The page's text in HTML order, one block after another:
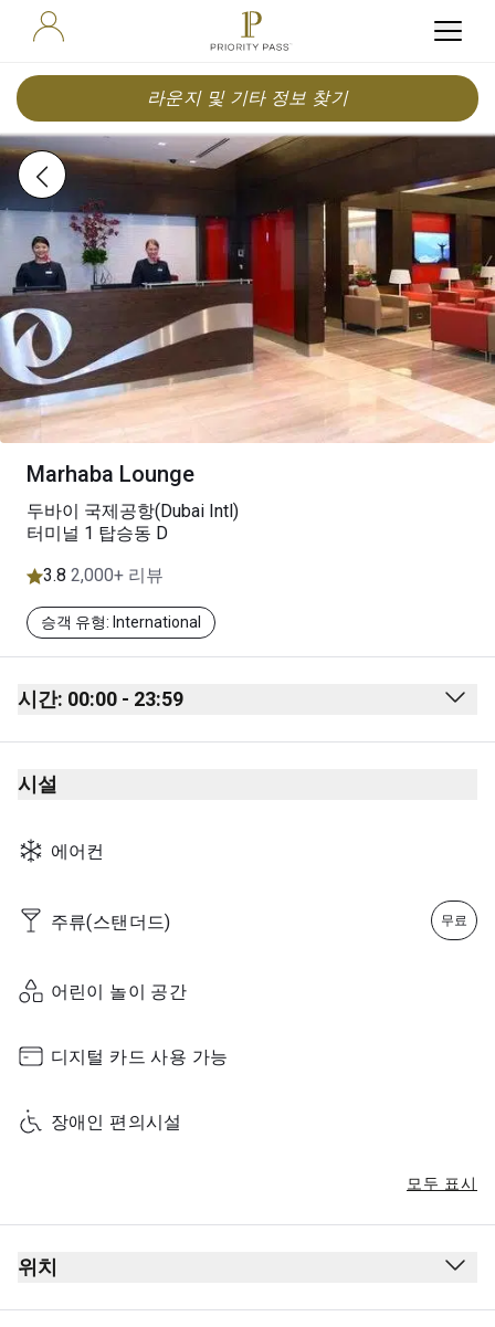
라운지 및 기타 정보 찾기
Marhaba Lounge
두바이 국제공항(Dubai Intl)
터미널 1 탑승동 D
3.8 2,000+ 리뷰
승객 유형: International
시간: 00:00 - 23:59
Monday 00:00 - 23:59
Tuesday
Thursday
Friday 00:00 - 23:59
Sunday
시설
에어컨
주류(스탠더드) 무료
어린이 놀이 공간
디지털 카드 사용 가능
장애인 편의시설
모두 표시
위치
출입국 심사에 앞서 기차를 타고 보딩 게이트 층까지 간